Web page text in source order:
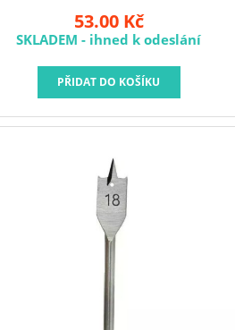
53.00 Kč
SKLADEM - ihned k odeslání